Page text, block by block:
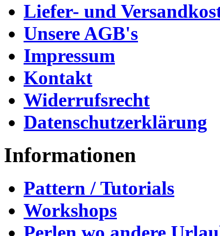
Liefer- und
Unsere AGB's
Impressum
Kontakt
Widerrufsrecht
Datenschutzerklärung
Informationen
Pattern / Tutorials
Workshops